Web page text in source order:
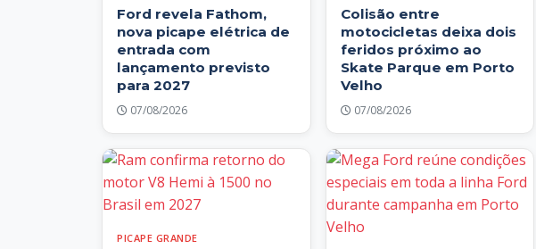
Ford revela Fathom,
nova picape elétrica de
entrada com
lançamento previsto
para 2027
07/08/2026
Colisão entre
motocicletas deixa dois
feridos próximo ao
Skate Parque em Porto
Velho
07/08/2026
PICAPE GRANDE